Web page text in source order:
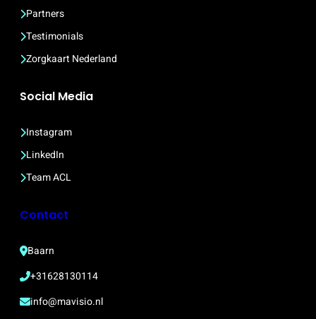
Partners
Testimonials
Zorgkaart Nederland
Social Media
Instagram
LinkedIn
Team ACL
Contact
Baarn
+31628130114
info@mavisio.nl